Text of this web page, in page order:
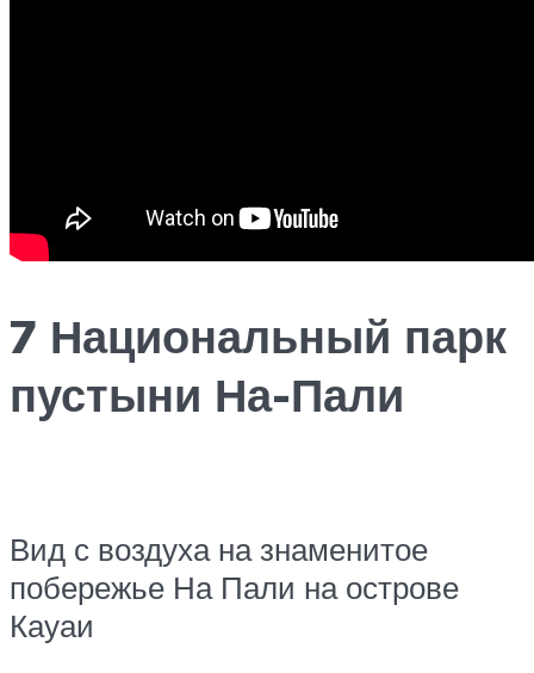
7 Национальный парк
пустыни На-Пали
Вид с воздуха на знаменитое
побережье На Пали на острове
Кауаи